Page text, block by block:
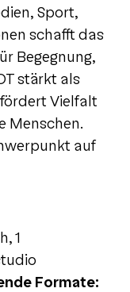
Sport,
schafft das
Begegnung,
stärkt als
Vielfalt
Menschen.
auf
1
Formate: